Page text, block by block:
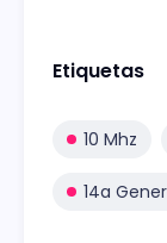
Etiquetas
10 Mhz
14a